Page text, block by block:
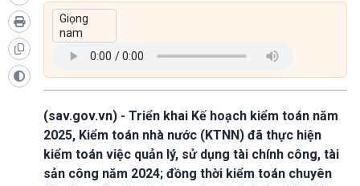
(sav.gov.vn) - Triển khai Kế hoạch kiểm toán năm
2025, Kiểm toán nhà nước (KTNN) đã thực hiện
kiểm toán việc quản lý, sử dụng tài chính công, tài
sản công năm 2024; đồng thời kiểm toán chuyên